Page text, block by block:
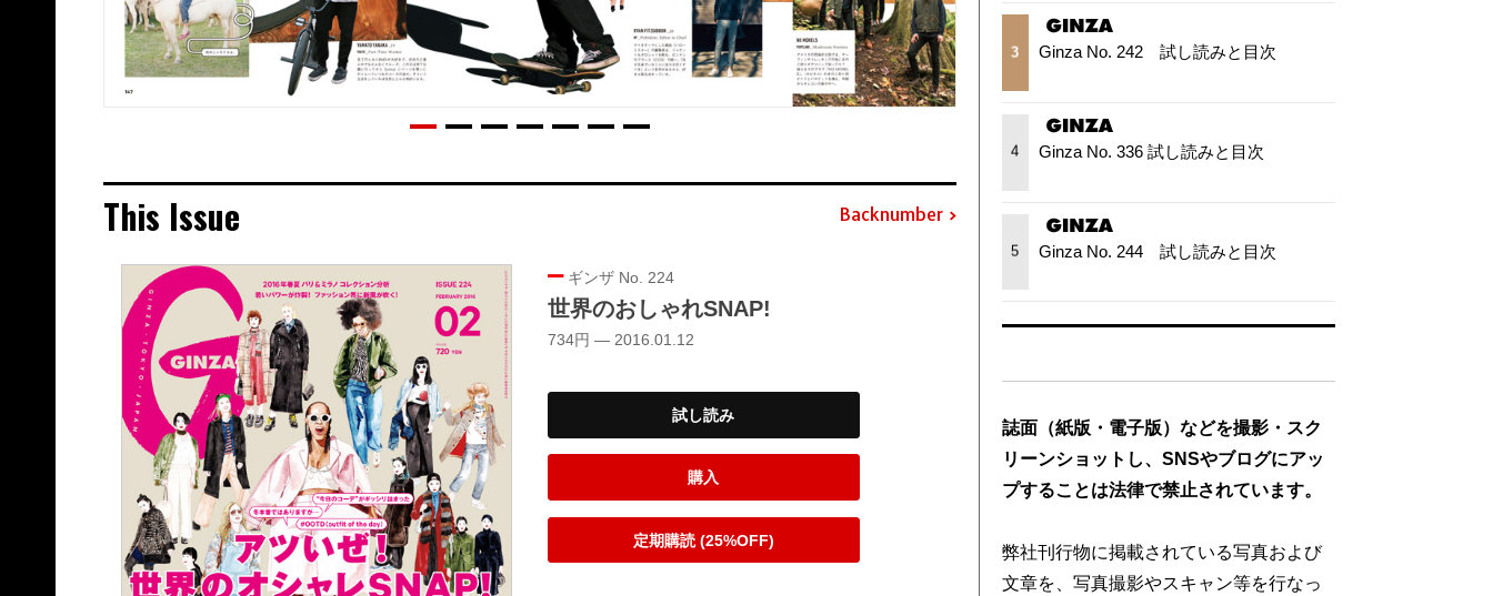
This Issue Backnumber
ギンザ No. 224
世界のおしゃれSNAP!
734円 — 2016.01.12
試し読み
購入
定期購読 (25%OFF)
3 Ginza No. 242 試し読みと目次
4 Ginza No. 336 試し読みと目次
5 Ginza No. 244 試し読みと目次
誌面（紙版・電子版）などを撮影・スク
リーンショットし、SNSやブログにアッ
プすることは法律で禁止されています。
弊社刊行物に掲載されている写真および
文章を、写真撮影やスキャン等を行なっ